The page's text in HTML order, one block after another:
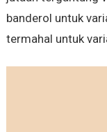
banderol untuk
termahal untuk